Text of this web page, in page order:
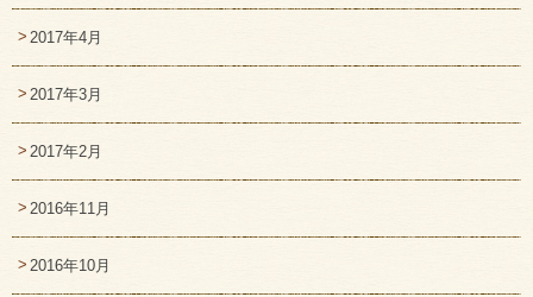
2017年4月
2017年3月
2017年2月
2016年11月
2016年10月